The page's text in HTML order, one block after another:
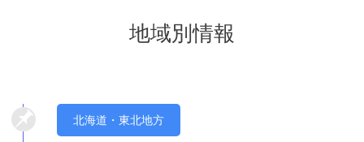
地域別情報
北海道・東北地方